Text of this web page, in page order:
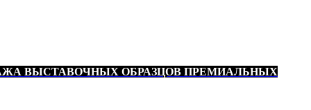
ВЫСТАВОЧНЫХ ОБРАЗЦОВ ПРЕМИАЛЬНЫХ